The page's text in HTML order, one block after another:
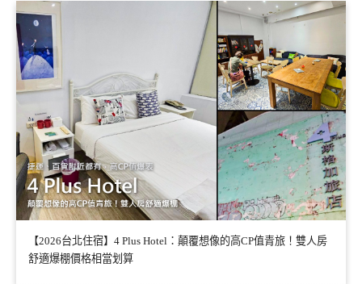
【2026台北住宿】4 Plus Hotel：顛覆想像的高CP值青旅！雙人房
舒適爆棚價格相當划算